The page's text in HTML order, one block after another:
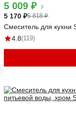
5 009 ₽
5 170 ₽5 818 ₽
Смеситель для кухни
4.8(119)